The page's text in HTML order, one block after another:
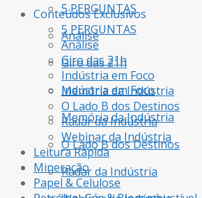
5 PERGUNTAS
Análise
Giro das 21h
Indústria em Foco
Memória da Indústria
O Lado B dos Destinos
Radar da Indústria
Conteúdos Exclusivos
5 PERGUNTAS
Análise
Giro das 21h
Indústria em Foco
Memória da Indústria
O Lado B dos Destinos
Radar da Indústria
Webinar da Indústria
Leitura Rápida
Mineração
Papel & Celulose